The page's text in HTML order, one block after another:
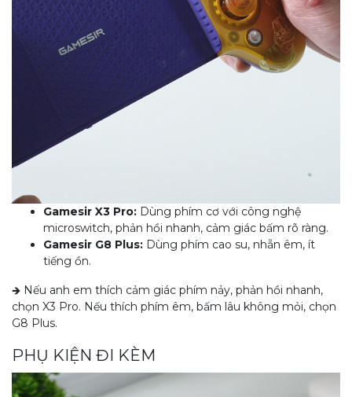
Gamesir X3 Pro: Dùng phím cơ với công nghệ
microswitch, phản hồi nhanh, cảm giác bấm rõ ràng.
Gamesir G8 Plus: Dùng phím cao su, nhẵn êm, ít
tiếng ồn.
🡺 Nếu anh em thích cảm giác phím nảy, phản hồi nhanh,
chọn X3 Pro. Nếu thích phím êm, bấm lâu không mỏi, chọn
G8 Plus.
PHỤ KIỆN ĐI KÈM